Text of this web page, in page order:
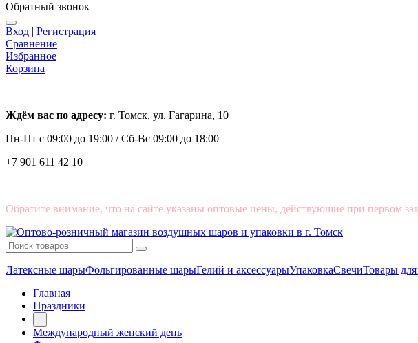
Обратный звонок
Вход | Регистрация
Сравнение
Избранное
Корзина
Ждём вас по адресу: г. Томск, ул. Гагарина, 10
Пн-Пт с 09:00 до 19:00 /Сб-Вс 09:00 до 18:00
+7 901 611 42 10
Обратите внимание, что на сайте указаны оптовые цены, действующие при первом
Латексные шарыФольгированные шарыГелий и аксессуарыУпаковкаСвечиТовары
Главная
Праздники
-
Международный женский день